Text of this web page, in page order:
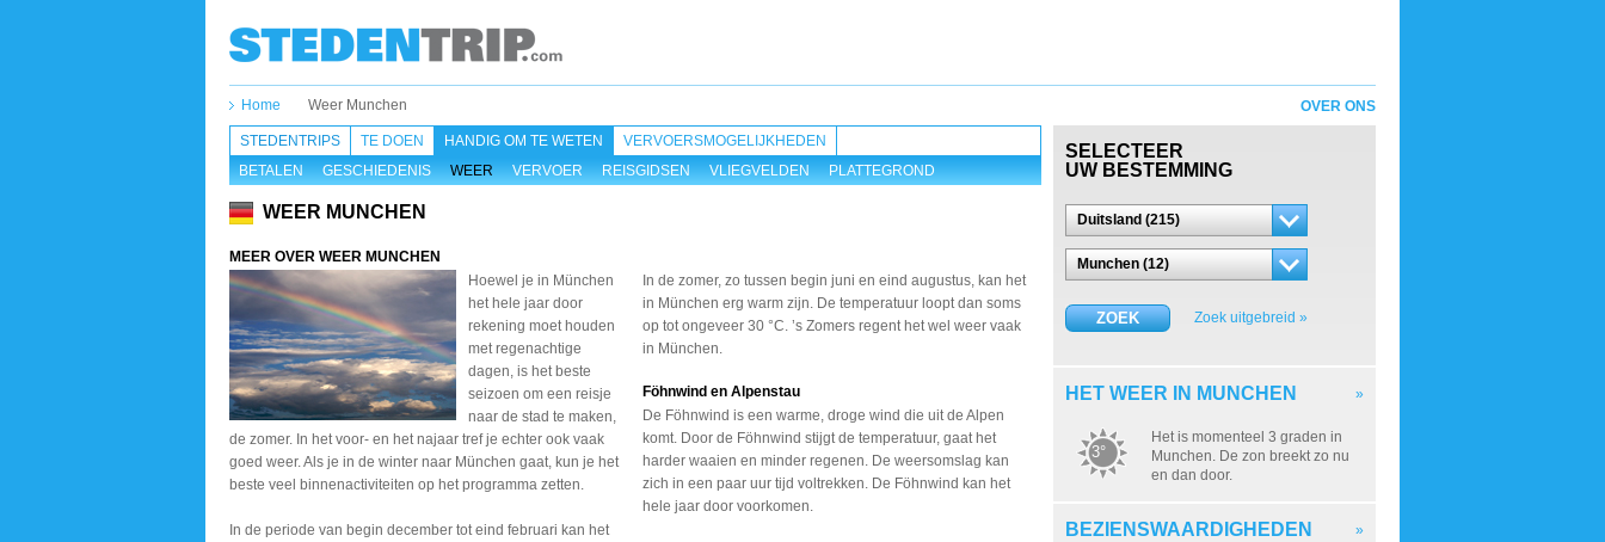
Home Weer Munchen
STEDENTRIPS TE DOEN
HANDIG OM TE WETEN
BETALEN
GESCHIEDENIS WEER VERVOER REISGIDSEN VLIEGVELDEN PLATTEGROND
VERVOERSMOGELIJKHEDEN
WEER MUNCHEN
MEER OVER WEER MUNCHEN
Hoewel je in München
het hele jaar door
rekening moet houden
met regenachtige
dagen, is het beste
seizoen om een reisje
naar de stad te maken,
de zomer. In het voor- en het najaar tref je echter ook vaak
goed weer. Als je in de winter naar München gaat, kun je het
beste veel binnenactiviteiten op het programma zetten.
In de periode van begin december tot eind februari kan het
In de zomer, zo tussen begin juni en eind augustus, kan het
in München erg warm zijn. De temperatuur loopt dan soms
op tot ongeveer 30 °C. ’s Zomers regent het wel weer vaak
in München.
Föhnwind en Alpenstau
De Föhnwind is een warme, droge wind die uit de Alpen
komt. Door de Föhnwind stijgt de temperatuur, gaat het
harder waaien en minder regenen. De weersomslag kan
zich in een paar uur tijd voltrekken. De Föhnwind kan het
hele jaar door voorkomen.
OVER ONS
SELECTEER
UW BESTEMMING
Duitsland (215)
Munchen (12)
ZOEK Zoek uitgebreid »
HET WEER IN MUNCHEN »
3°
Het is momenteel 3 graden in
Munchen. De zon breekt zo nu
en dan door.
BEZIENSWAARDIGHEDEN »